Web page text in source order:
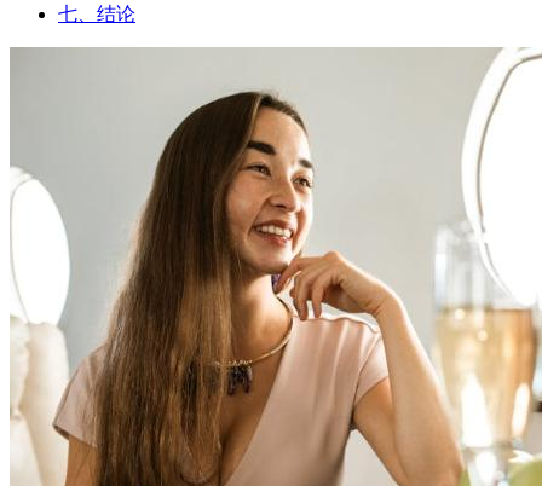
七、结论